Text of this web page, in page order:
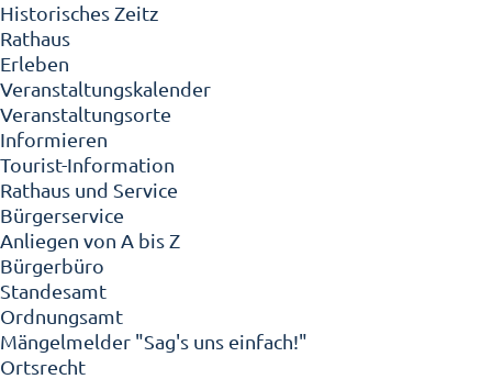
Historisches Zeitz
Rathaus
Erleben
Veranstaltungskalender
Veranstaltungsorte
Informieren
Tourist-Information
Rathaus und Service
Bürgerservice
Anliegen von A bis Z
Bürgerbüro
Standesamt
Ordnungsamt
Mängelmelder "Sag's uns einfach!"
Ortsrecht